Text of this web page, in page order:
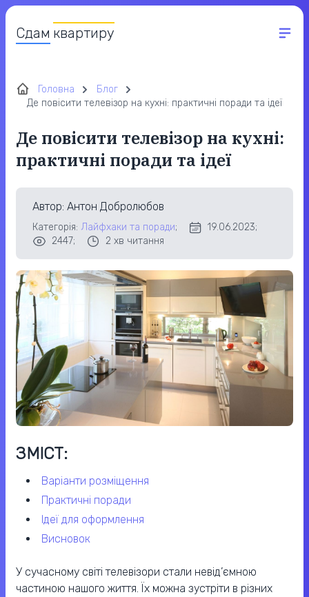
Сдам квартиру
Головна
Блог
Де повісити телевізор на кухні: практичні поради та ідеї
Де повісити телевізор на кухні:
практичні поради та ідеї
Автор: Антон Добролюбов
Категорія: Лайфхаки та поради;
19.06.2023;
2447;
2 хв читання
ЗМІСТ:
варіанти розміщення
практичні поради
ідеї для оформлення
висновок
У сучасному світі телевізори стали невід’ємною
частиною нашого життя. Їх можна зустріти в різних